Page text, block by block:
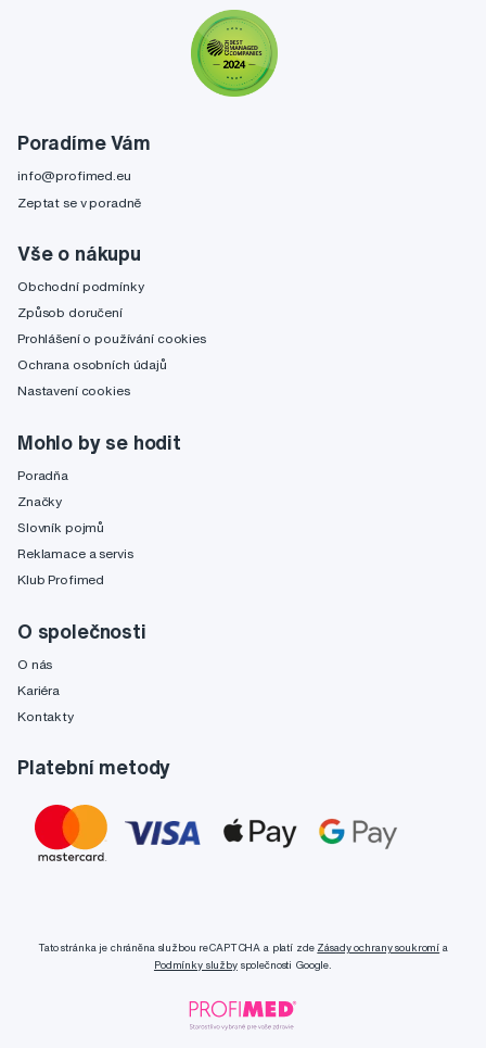
Poradíme Vám
info@profimed.eu
Zeptat se v poradně
Vše o nákupu
Obchodní podmínky
Způsob doručení
Prohlášení o používání cookies
Ochrana osobních údajů
Nastavení cookies
Mohlo by se hodit
Poradňa
Značky
Slovník pojmů
Reklamace a servis
Klub Profimed
O společnosti
O nás
Kariéra
Kontakty
Platební metody
Tato stránka je chráněna službou reCAPTCHA a platí zde Zásady ochrany soukromí a
Podmínky službyspolečnosti Google.